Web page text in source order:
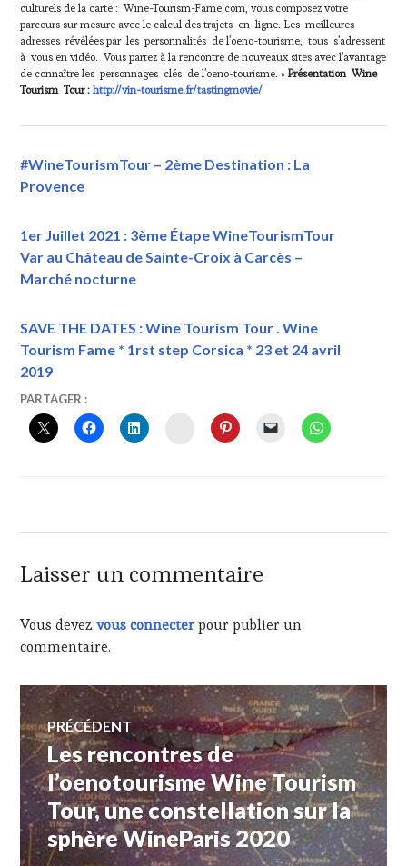
culturels de la carte : Wine-Tourism-Fame.com, vous composez votre
parcours sur mesure avec le calcul des trajets en ligne. Les meilleures
adresses révélées par les personnalités de l’oeno-tourisme, tous s’adressent
à vous en vidéo. Vous partez à la rencontre de nouveaux sites avec l’avantage
de connaître les personnages clés de l’oeno-tourisme. »Présentation Wine
Tourism Tour :http://vin-tourisme.fr/tastingmovie/
#WineTourismTour – 2ème Destination : La
Provence
1er Juillet 2021 : 3ème Étape WineTourismTour
Var au Château de Sainte-Croix à Carcès –
Marché nocturne
SAVE THE DATES : Wine Tourism Tour . Wine
Tourism Fame * 1rst step Corsica * 23 et 24 avril
2019
22
MARS
2020
VINTOURISME
2ÈME
ÉTAPE
"WINE
PROVENCE
SAINTE
VICTOIRE
&
CÔTES
DE
PROVENCE,
ÉCRITE
PAR
JACQUES
CHIBOIS
«
WINE
TOURISM
PARTAGER :
INSTAGRAM
Laisser un commentaire
Vous devezvous connecterpour publier un
commentaire.
Navigation
de
l’article
PRÉCÉDENT
Article
précédent :
Les rencontres de
l’oenotourisme Wine Tourism
Tour, une constellation sur la
sphère WineParis 2020